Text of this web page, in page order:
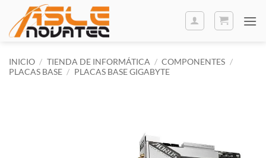
contenido
INICIO / TIENDA DE INFORMÁTICA / COMPONENTES /
PLACAS BASE / PLACAS BASE GIGABYTE